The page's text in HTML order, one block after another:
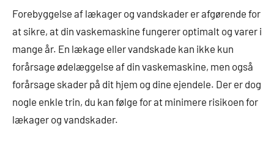
Forebyggelse af lækager og vandskader er afgørende for
at sikre, at din vaskemaskine fungerer optimalt og varer i
mange år. En lækage eller vandskade kan ikke kun
forårsage ødelæggelse af din vaskemaskine, men også
forårsage skader på dit hjem og dine ejendele. Der er dog
nogle enkle trin, du kan følge for at minimere risikoen for
lækager og vandskader.